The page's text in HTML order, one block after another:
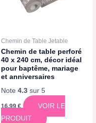
Chemin de Table Jetable
Chemin de table perforé
40 x 240 cm, décor idéal
pour baptême, mariage
et anniversaires
Note 4.3sur 5
16,99€
VOIR LE
PRODUIT